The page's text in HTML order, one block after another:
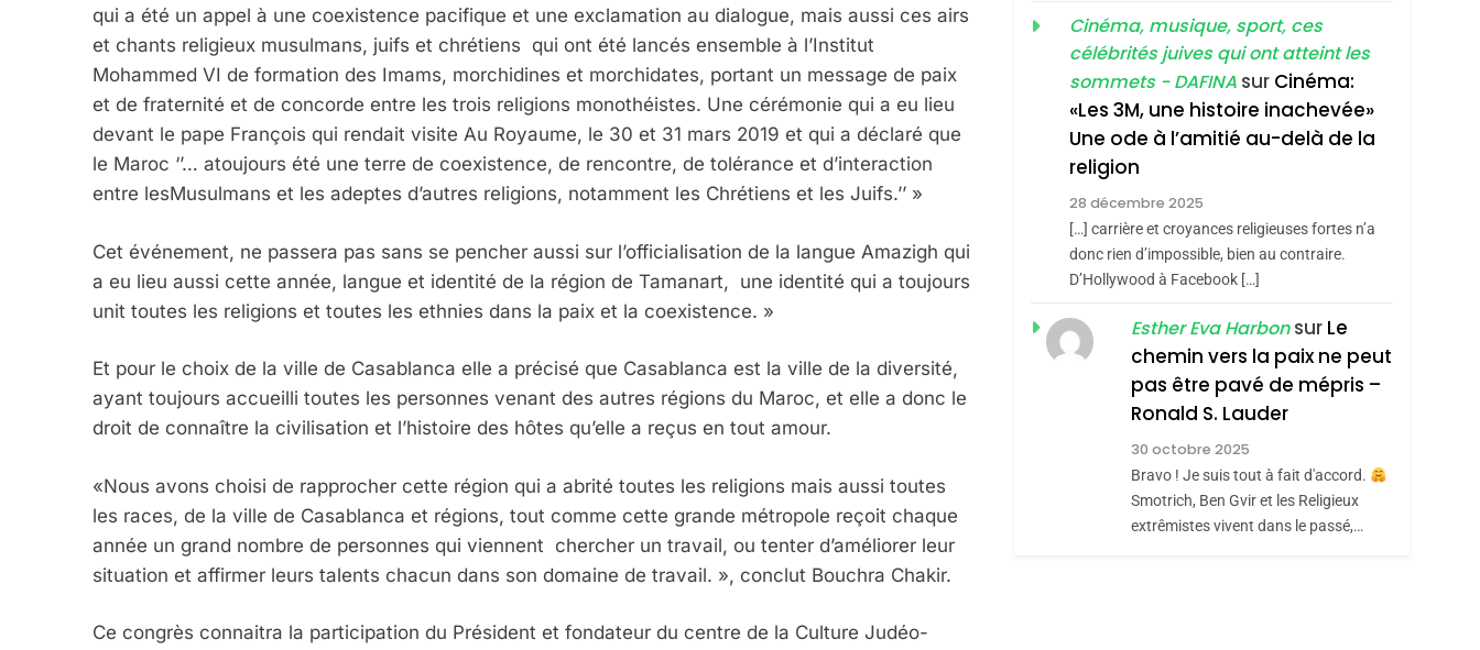
qui a été un appel à une coexistence pacifique et une exclamation au dialogue, mais aussi ces airs
et chants religieux musulmans, juifs et chrétiens qui ont été lancés ensemble à l’Institut
Mohammed VI de formation des Imams, morchidines et morchidates, portant un message de paix
et de fraternité et de concorde entre les trois religions monothéistes. Une cérémonie qui a eu lieu
devant le pape François qui rendait visite Au Royaume, le 30 et 31 mars 2019 et qui a déclaré que
le Maroc ‘’… atoujours été une terre de coexistence, de rencontre, de tolérance et d’interaction
entre lesMusulmans et les adeptes d’autres religions, notamment les Chrétiens et les Juifs.’’ »
Cet événement, ne passera pas sans se pencher aussi sur l’officialisation de la langue Amazigh qui
a eu lieu aussi cette année, langue et identité de la région de Tamanart, une identité qui a toujours
unit toutes les religions et toutes les ethnies dans la paix et la coexistence. »
Et pour le choix de la ville de Casablanca elle a précisé que Casablanca est la ville de la diversité,
ayant toujours accueilli toutes les personnes venant des autres régions du Maroc, et elle a donc le
droit de connaître la civilisation et l’histoire des hôtes qu’elle a reçus en tout amour.
«Nous avons choisi de rapprocher cette région qui a abrité toutes les religions mais aussi toutes
les races, de la ville de Casablanca et régions, tout comme cette grande métropole reçoit chaque
année un grand nombre de personnes qui viennent chercher un travail, ou tenter d’améliorer leur
situation et affirmer leurs talents chacun dans son domaine de travail. », conclut Bouchra Chakir.
Ce congrès connaitra la participation du Président et fondateur du centre de la Culture Judéo-
D’Amérique Latine
5
2025, L’année La Plus
Meurtrière Selon Le
Rapport D’ADL
Contre
FRANCE ISRAÉL
RÉSILIENTE :
POURQUOI JE
REVENDIQUE MA
Zrihen-Dvir
ISRAÉL JUDAISME
7
MANQUE – Jacques
Hadida
JUDAISME
Maroc : Les Amandes
De Tafraout, Le Miel
De Tadla Azilal
Consacrés Produits
DAFINA MAROC
Cinéma, musique, sport, ces
célébrités juives qui ont atteint les
sommets - DAFINA sur Cinéma:
«Les 3M, une histoire inachevée»
Une ode à l’amitié au-delà de la
religion
28 décembre 2025
[…] carrière et croyances religieuses fortes n’a
donc rien d’impossible, bien au contraire.
D’Hollywood à Facebook […]
Esther Eva Harbonsur Le
chemin vers la paix ne peut
pas être pavé de mépris –
Ronald S. Lauder
30 octobre 2025
Bravo ! Je suis tout à fait d'accord.
Smotrich, Ben Gvir et les Religieux
extrêmistes vivent dans le passé,…
5
2025, L’année La Plus Meurtrière Selon Le Rapport D’ADL Contre L’antisémitisme
FRANCE ISRAÉL
6
FIÈRE, DIGNE ET RÉSILIENTE : POURQUOI JE REVENDIQUE MA JUDAÏTE Par Thérèse Zrihen-
Dvir
ISRAÉL JUDAISME